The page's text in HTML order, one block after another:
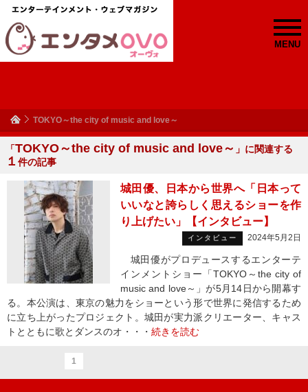
MENU
TOKYO～the city of music and love～
「TOKYO～the city of music and love～ 」に関連する
１ 件の記事
城田優、日本から世界へ「日本って
いいなと誇らしく思えるショーを作
り上げたい」【インタビュー】
インタビュー 2024年5月2日
城田優がプロデュースするエンターテ
インメントショー「TOKYO～the city of
music and love～」が5月14日から開幕す
る。本公演は、東京の魅力をショーという形で世界に発信するため
に立ち上がったプロジェクト。城田が実力派クリエーター、キャス
トとともに歌とダンスのオ・・・ 続きを読む
1